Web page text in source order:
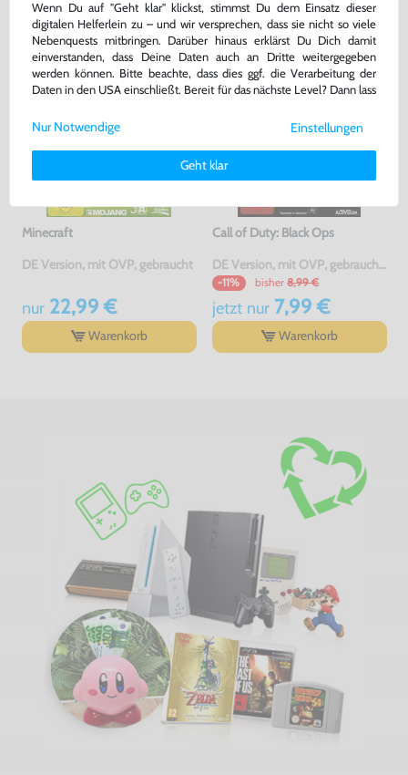
Warenkorb Warenkorb
Minecraft
DE Version, mit OVP, gebraucht
nur22,99 €
Warenkorb
Call of Duty: Black Ops
DE Version, mit OVP, gebraucht, USK18
-11% bisher 8,99 €
jetzt nur7,99 €
Warenkorb
Wenn Du auf "Geht klar" klickst, stimmst Du dem Einsatz dieser
digitalen Helferlein zu – und wir versprechen, dass sie nicht so viele
Nebenquests mitbringen. Darüber hinaus erklärst Du Dich damit
einverstanden, dass Deine Daten auch an Dritte weitergegeben
werden können. Bitte beachte, dass dies ggf. die Verarbeitung der
Daten in den USA einschließt. Bereit für das nächste Level? Dann lass
Weitere Informationen zu den von uns verwendeten Cookies und
Deinen Rechten als Nutzer findest Du in unsererDaten­schutz­
Impressum.
Einstellungen
Geht klar
Nur Notwendige